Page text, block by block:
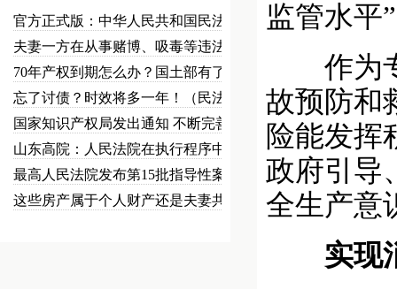
官方正式版：中华人民共和国民法总…
夫妻一方在从事赌博、吸毒等违法犯…
70年产权到期怎么办？国土部有了…
忘了讨债？时效将多一年！（民法草…
国家知识产权局发出通知 不断完善…
山东高院：人民法院在执行程序中可…
最高人民法院发布第15批指导性案…
这些房产属于个人财产还是夫妻共同…
监管水平
作为专
故预防和
险能发挥
政府引导
全生产意
实现消